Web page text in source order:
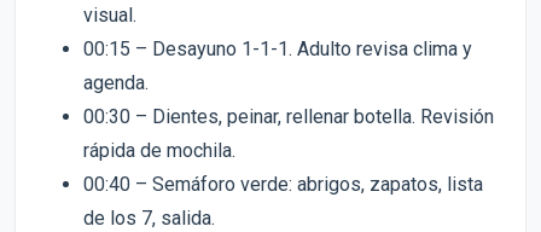
visual.
00:15 – Desayuno 1-1-1. Adulto revisa clima y
agenda.
00:30 – Dientes, peinar, rellenar botella. Revisión
rápida de mochila.
00:40 – Semáforo verde: abrigos, zapatos, lista
de los 7, salida.